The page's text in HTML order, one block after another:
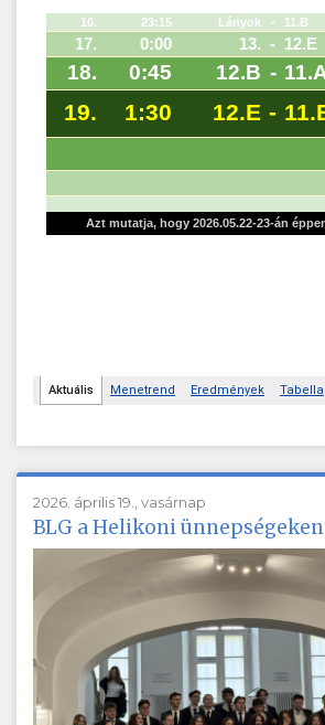
2026. április 19., vasárnap
BLG a Helikoni ünnepségeken